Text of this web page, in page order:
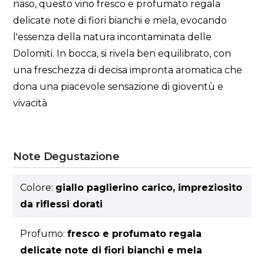
naso, questo vino fresco e profumato regala
delicate note di fiori bianchi e mela, evocando
l'essenza della natura incontaminata delle
Dolomiti. In bocca, si rivela ben equilibrato, con
una freschezza di decisa impronta aromatica che
dona una piacevole sensazione di gioventù e
vivacità
Note Degustazione
Colore: giallo paglierino carico, impreziosito
da riflessi dorati
Profumo:fresco e profumato regala
delicate note di fiori bianchi e mela